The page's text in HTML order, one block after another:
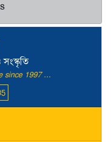
সংস্কৃতি
since 1997 ...